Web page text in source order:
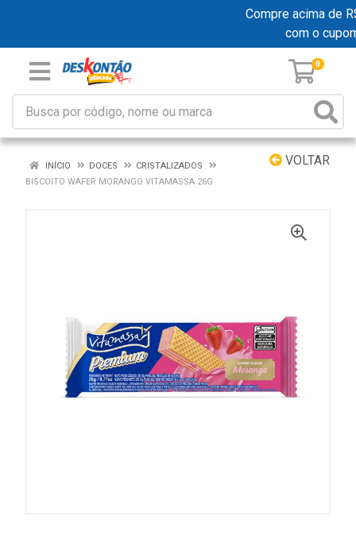
Compre acima de
com o
0
VOLTAR
INÍCIO DOCES
CRISTALIZADOS
BISCOITO WAFER MORANGO VITAMASSA 26G